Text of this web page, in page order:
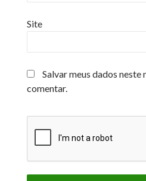
Site
Salvar meus dados
comentar.